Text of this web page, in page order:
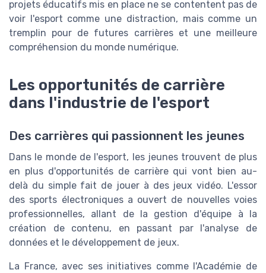
projets éducatifs mis en place ne se contentent pas de
voir l'esport comme une distraction, mais comme un
tremplin pour de futures carrières et une meilleure
compréhension du monde numérique.
Les opportunités de carrière
dans l'industrie de l'esport
Des carrières qui passionnent les jeunes
Dans le monde de l'esport, les jeunes trouvent de plus
en plus d'opportunités de carrière qui vont bien au-
delà du simple fait de jouer à des jeux vidéo. L'essor
des sports électroniques a ouvert de nouvelles voies
professionnelles, allant de la gestion d'équipe à la
création de contenu, en passant par l'analyse de
données et le développement de jeux.
La France, avec ses initiatives comme l'Académie de